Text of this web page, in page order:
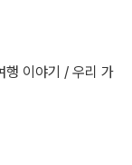
행 이야기 / 우리 가